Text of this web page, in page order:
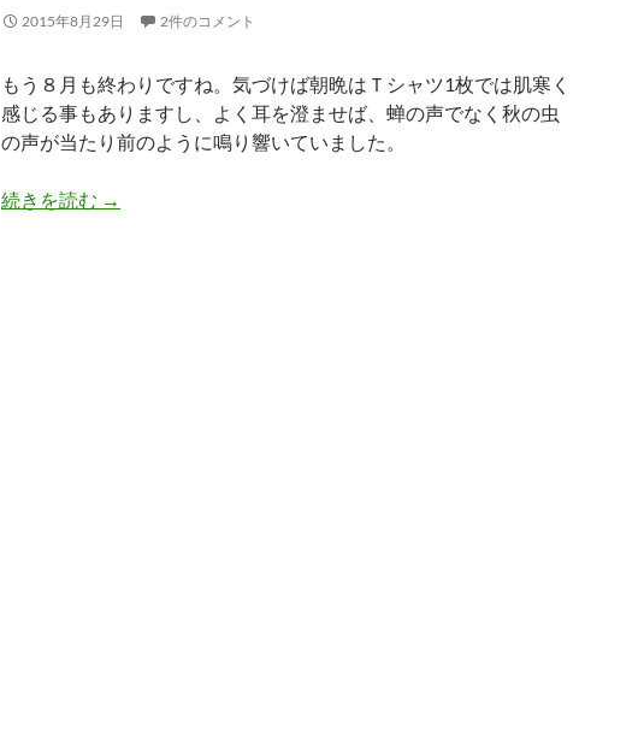
2015年8月29日 2件のコメント
もう８月も終わりですね。気づけば朝晩はＴシャツ1枚では肌寒く
感じる事もありますし、よく耳を澄ませば、蝉の声でなく秋の虫
の声が当たり前のように鳴り響いていました。
続きを読む 季節の移ろいを酒売場で感じる…今年も秋がやってきたので秋味
→